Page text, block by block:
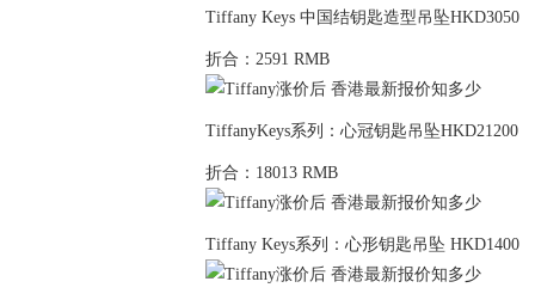
Tiffany Keys 中国结钥匙造型吊坠HKD3050
折合：2591 RMB
TiffanyKeys系列：心冠钥匙吊坠HKD21200
折合：18013 RMB
Tiffany Keys系列：心形钥匙吊坠 HKD1400